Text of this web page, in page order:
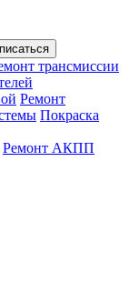
трансмиссии
Ремонт
Покраска
Ремонт АКПП